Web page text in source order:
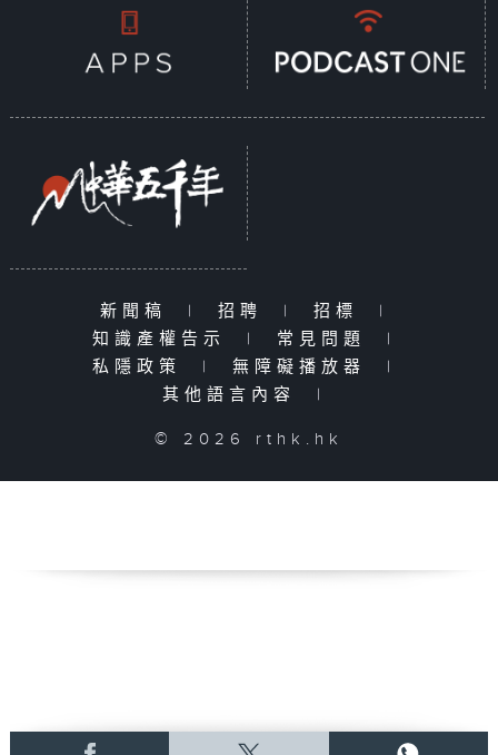
新聞稿 | 招聘 | 招標
|
知識產權告示
| 常見問題
|
私隱政策
| 無障礙播放器
|
其他語言內容
|
© 2026 rthk.hk